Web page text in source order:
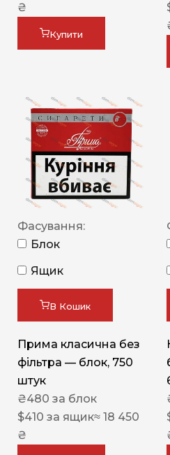
₴
Купити
Фасування:
Блок
Ящик
В Кошик
Прима класична без
фільтра — блок, 750
штук
₴480 за блок
$410 за ящик≈ 18 450
₴